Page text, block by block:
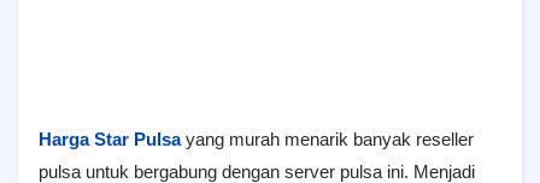
Harga Star Pulsayang murah menarik banyak reseller
pulsa untuk bergabung dengan server pulsa ini. Menjadi